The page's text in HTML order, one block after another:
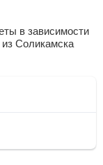
в зависимости
из Соликамска